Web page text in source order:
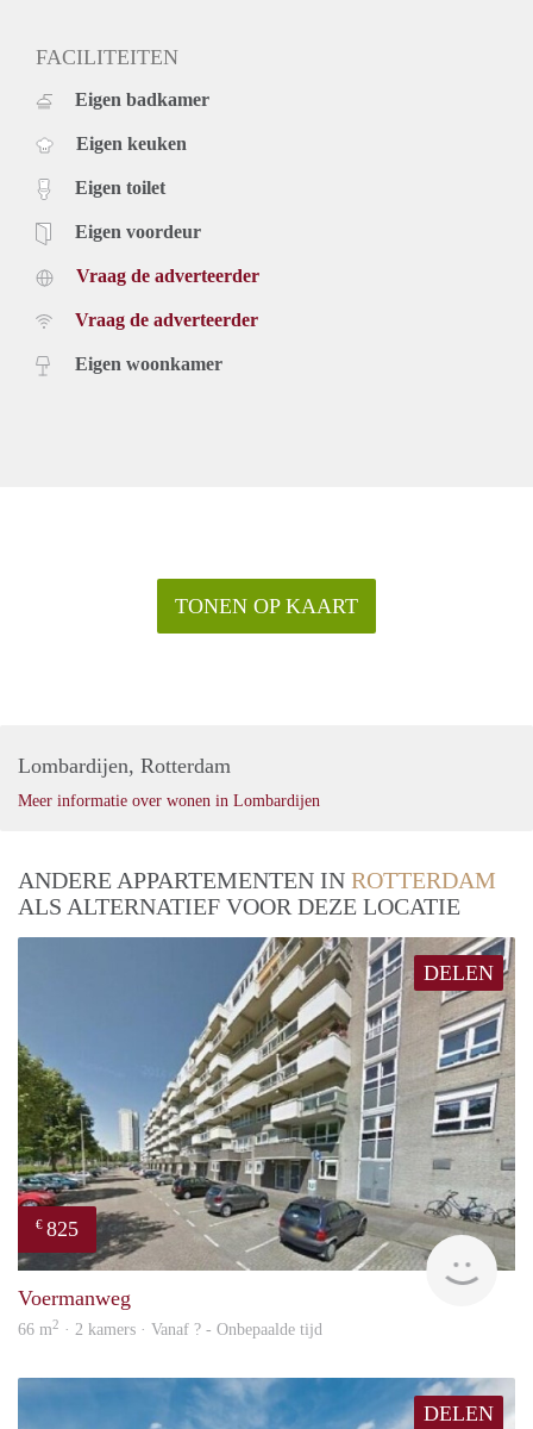
FACILITEITEN
Eigen badkamer
Eigen keuken
Eigen toilet
Eigen voordeur
Vraag de adverteerder
Vraag de adverteerder
Eigen woonkamer
TONEN OP KAART
Lombardijen, Rotterdam
Meer informatie over wonen in Lombardijen
ANDERE APPARTEMENTEN IN ROTTERDAM
ALS ALTERNATIEF VOOR DEZE LOCATIE
DELEN
€ 825
Voermanweg
66 m2 · 2 kamers · Vanaf ? - Onbepaalde tijd
DELEN